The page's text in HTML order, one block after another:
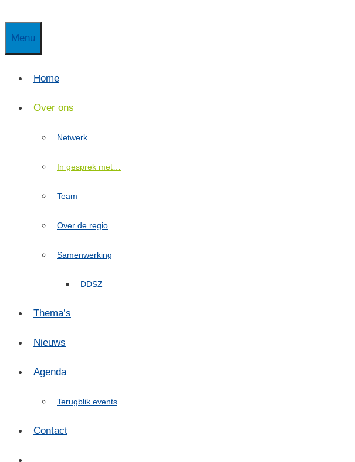
Menu
Home
Over ons
Netwerk
In gesprek met…
Team
Over de regio
Samenwerking
DDSZ
Thema’s
Nieuws
Agenda
Terugblik events
Contact